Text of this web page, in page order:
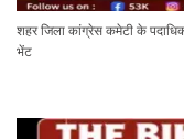
शहर जिला कांग्रेस कमेटी के
भेंट